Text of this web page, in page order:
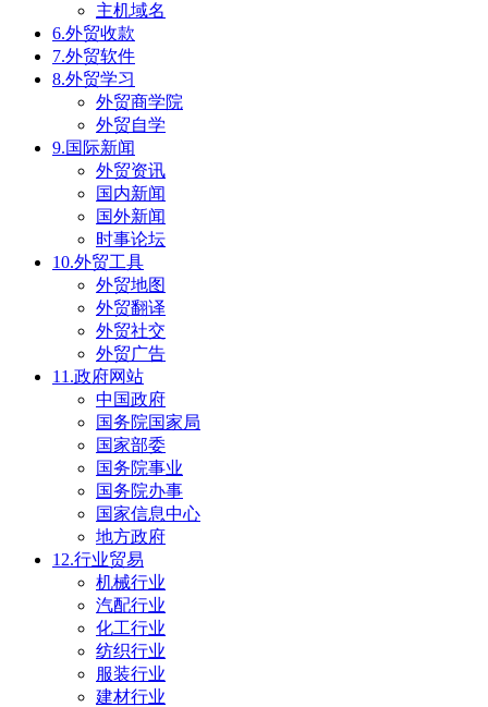
主机域名
6.外贸收款
7.外贸软件
8.外贸学习
外贸商学院
外贸自学
9.国际新闻
外贸资讯
国内新闻
国外新闻
时事论坛
10.外贸工具
外贸地图
外贸翻译
外贸社交
外贸广告
11.政府网站
中国政府
国务院国家局
国家部委
国务院事业
国务院办事
国家信息中心
地方政府
12.行业贸易
机械行业
汽配行业
化工行业
纺织行业
服装行业
建材行业